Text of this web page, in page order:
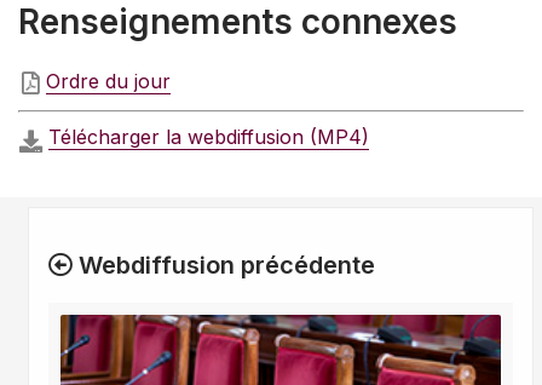
Renseignements connexes
Ordre du jour
Télécharger la webdiffusion (MP4)
Webdiffusion précédente